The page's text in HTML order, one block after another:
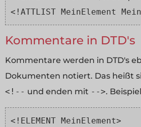
<!ATTLIST MeinElement
Kommentare in DTD's
Kommentare werden in DTD's
Dokumenten notiert. Das heißt
<!-- und enden mit -->.
<!ELEMENT MeinElement>